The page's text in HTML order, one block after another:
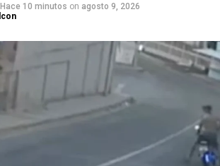
Hace 10 minutos on agosto 9, 2026